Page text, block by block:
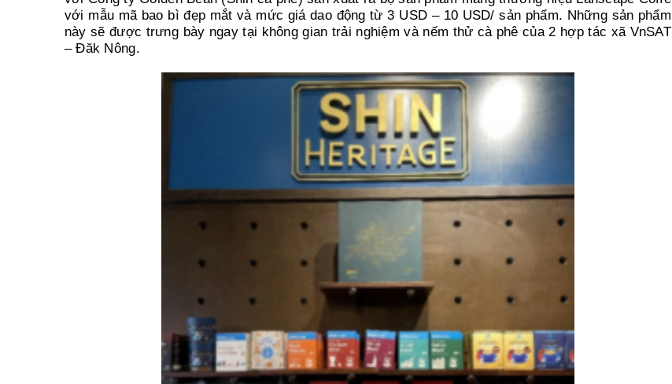
với mẫu mã bao bì đẹp mắt và mức giá dao động từ 3 USD – 10 USD/ sản phẩm. Những sản phẩm
này sẽ được trưng bày ngay tại không gian trải nghiệm và nếm thử cà phê của 2 hợp tác xã VnSAT
– Đăk Nông.